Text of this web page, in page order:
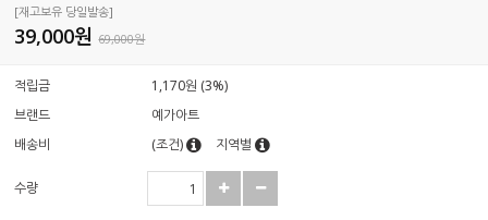
[재고보유 당일발송]
39,000원69,000원
적립금
1,170원 (3%)
브랜드
예가아트
배송비
(조건) 지역별
수량